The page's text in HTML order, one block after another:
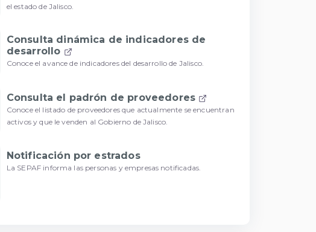
el estado de Jalisco.
Consulta dinámica de indicadores de
desarrollo
Conoce el avance de indicadores del desarrollo de Jalisco.
Consulta el padrón de proveedores
Conoce el listado de proveedores que actualmente se encuentran
activos y que le venden al Gobierno de Jalisco.
Notificación por estrados
La SEPAF informa las personas y empresas notificadas.